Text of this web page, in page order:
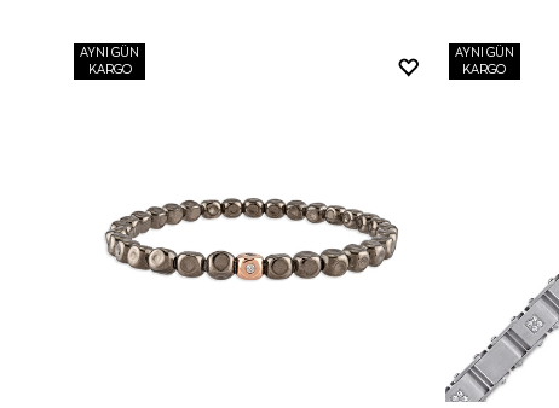
AYNI GÜN
KARGO
AYNI GÜN
KARGO